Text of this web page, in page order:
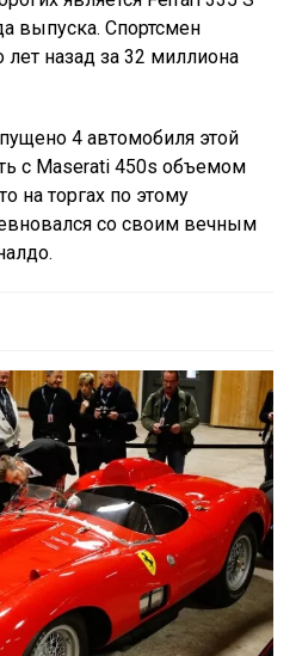
выпуска. Спортсмен
лет назад за 32 миллиона
4 автомобиля этой
с Maserati 450s объемом
на торгах по этому
со своим вечным